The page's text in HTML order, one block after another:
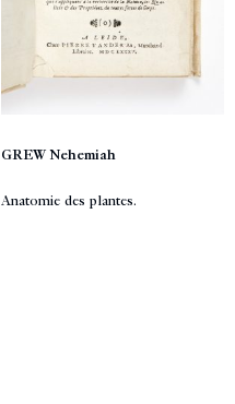
GREW Nehemiah
Anatomie des plantes.